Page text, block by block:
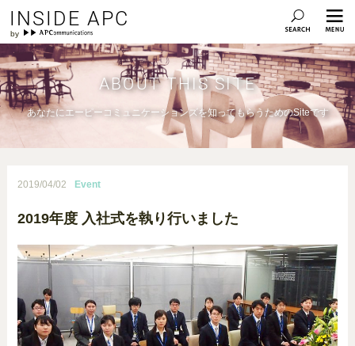
INSIDE APC
ABOUT THIS SITE
あなたにエーピーコミュニケーションズを知ってもらうためのSiteです
2019/04/02 Event
2019年度 入社式を執り行いました